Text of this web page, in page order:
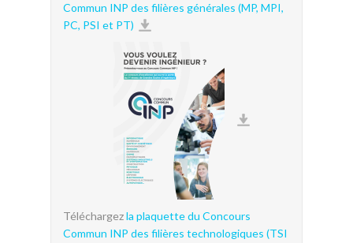
Commun INP des filières générales (MP, MPI,
PC, PSI et PT)
Téléchargezla plaquette du Concours
Commun INP des filières technologiques (TSI